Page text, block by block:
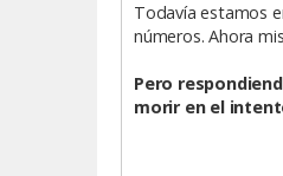
Todavía estamos
números. Ahora
Pero
morir en el